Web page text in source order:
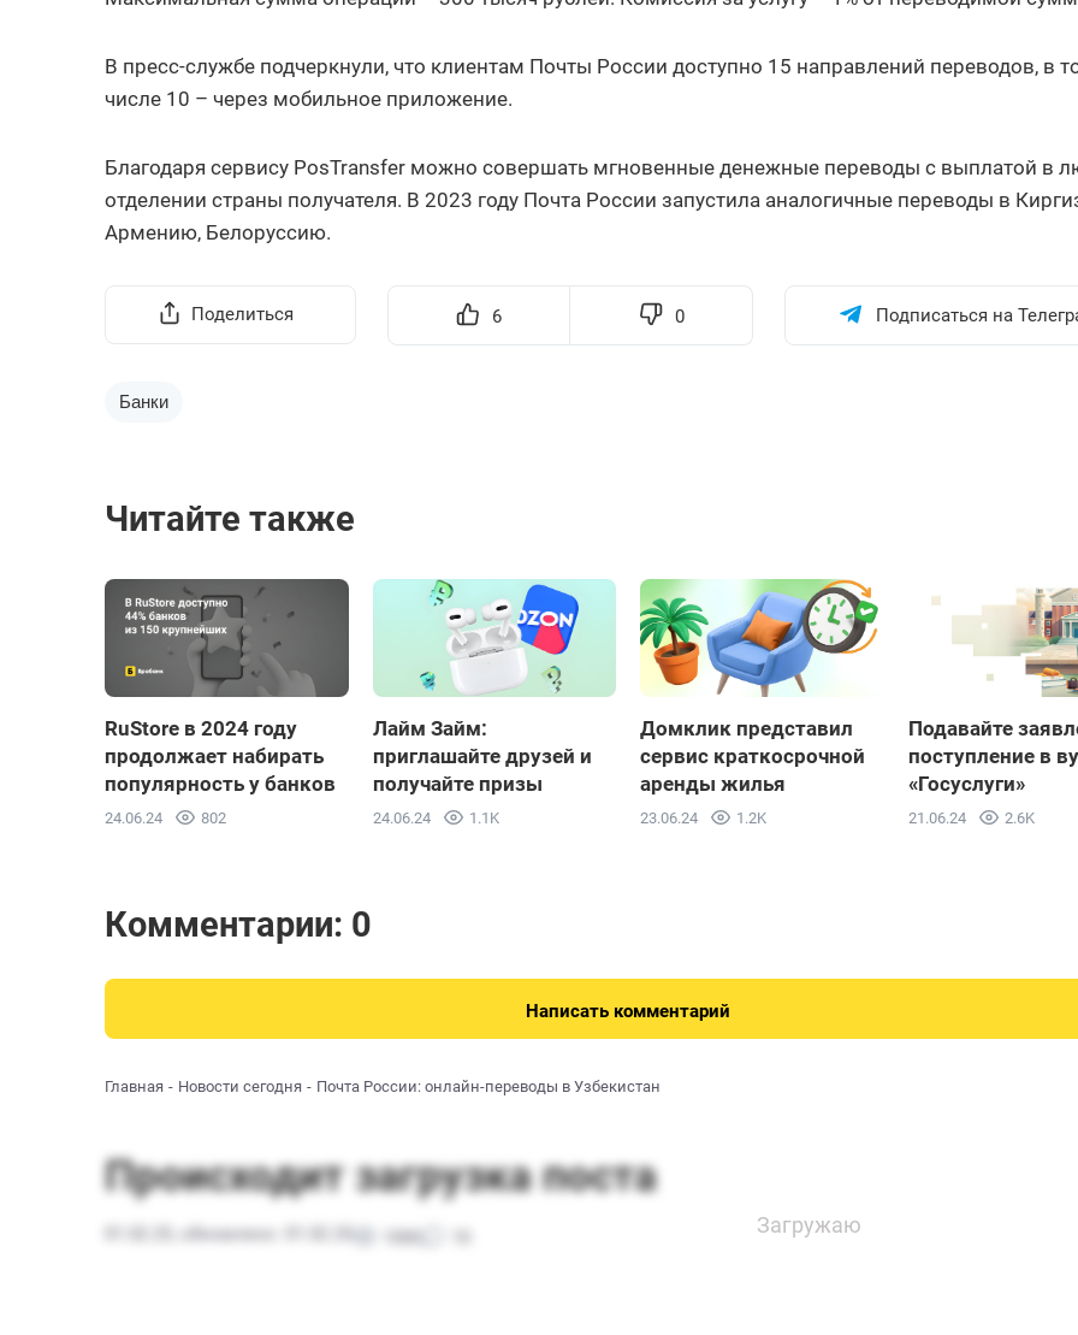
В пресс-службе подчеркнули, что клиентам Почты России доступно 15 направлений переводов, в
числе 10 – через мобильное приложение.
Благодаря сервису PosTransfer можно совершать мгновенные денежные переводы с выплатой в
отделении страны получателя. В 2023 году Почта России запустила аналогичные переводы в
Армению, Белоруссию.
Поделиться 6 0 Подписаться на
Банки
Читайте также
RuStore в 2024 году
продолжает набирать
популярность у банков
24.06.24 802
Лайм Займ:
приглашайте друзей и
получайте призы
24.06.24 1.1K
Домклик представил
сервис краткосрочной
аренды жилья
23.06.24 1.2K
Подавайте
поступление в
«Госуслуги»
21.06.24 2.6K
Комментарии: 0
Написать комментарий
Главная Новости сегодня Почта России: онлайн-переводы в Узбекистан